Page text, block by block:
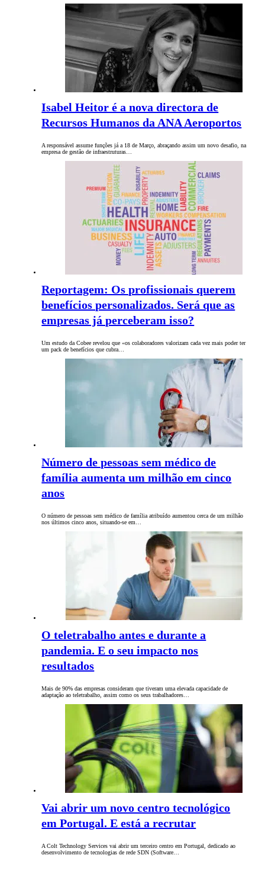
Isabel Heitor é a nova directora de
Recursos Humanos da ANA Aeroportos
A responsável assume funções já a 18 de Março, abraçando assim um novo desafio, na
empresa de gestão de infraestruturas…
Reportagem: Os profissionais querem
benefícios personalizados. Será que as
empresas já perceberam isso?
Um estudo da Cobee revelou que «os colaboradores valorizam cada vez mais poder ter
um pack de benefícios que cubra…
Número de pessoas sem médico de
família aumenta um milhão em cinco
anos
O número de pessoas sem médico de família atribuído aumentou cerca de um milhão
nos últimos cinco anos, situando-se em…
O teletrabalho antes e durante a
pandemia. E o seu impacto nos
resultados
Mais de 90% das empresas consideram que tiveram uma elevada capacidade de
adaptação ao teletrabalho, assim como os seus trabalhadores…
Vai abrir um novo centro tecnológico
em Portugal. E está a recrutar
A Colt Technology Services vai abrir um terceiro centro em Portugal, dedicado ao
desenvolvimento de tecnologias de rede SDN (Software…